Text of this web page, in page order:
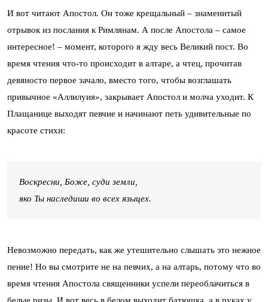
И вот читают Апостол. Он тоже крещальный – знаменитый
отрывок из послания к Римлянам. А после Апостола – самое
интересное! – момент, которого я жду весь Великий пост. Во
время чтения что-то происходит в алтаре, а чтец, прочитав
девяносто первое зачало, вместо того, чтобы возглашать
привычное «Аллилуия», закрывает Апостол и молча уходит. К
Плащанице выходят певчие и начинают петь удивительные по
красоте стихи:
Воскресни, Боже, суди земли,
яко Ты наследиши во всех языцех.
Невозможно передать, как же утешительно слышать это нежное
пение! Но вы смотрите не на певчих, а на алтарь, потому что во
время чтения Апостола священники успели переоблачиться в
белые ризы. И вот весь в белом выходит батюшка, а в руках у